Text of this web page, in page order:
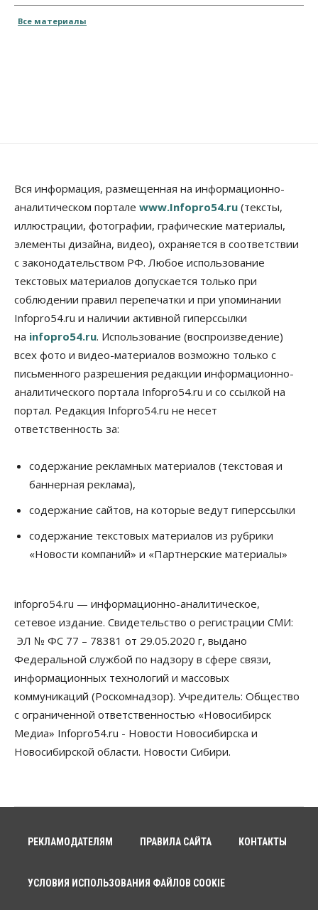
Все материалы
Вся информация, размещенная на информационно-
аналитическом портале www.Infopro54.ru (тексты,
иллюстрации, фотографии, графические материалы,
элементы дизайна, видео), охраняется в соответствии
с законодательством РФ. Любое использование
текстовых материалов допускается только при
соблюдении правил перепечатки и при упоминании
Infopro54.ru и наличии активной гиперссылки
на infopro54.ru. Использование (воспроизведение)
всех фото и видео-материалов возможно только с
письменного разрешения редакции информационно-
аналитического портала Infopro54.ru и со ссылкой на
портал. Редакция Infopro54.ru не несет
ответственность за:
содержание рекламных материалов (текстовая и
баннерная реклама),
содержание сайтов, на которые ведут гиперссылки
содержание текстовых материалов из рубрики
«Новости компаний» и «Партнерские материалы»
infopro54.ru — информационно-аналитическое,
сетевое издание. Свидетельство о регистрации СМИ:
ЭЛ № ФС 77 – 78381 от 29.05.2020 г, выдано
Федеральной службой по надзору в сфере связи,
информационных технологий и массовых
коммуникаций (Роскомнадзор). Учредитель: Общество
с ограниченной ответственностью «Новосибирск
Медиа» Infopro54.ru - Новости Новосибирска и
Новосибирской области. Новости Сибири.
РЕКЛАМОДАТЕЛЯМ ПРАВИЛА САЙТА КОНТАКТЫ
УСЛОВИЯ ИСПОЛЬЗОВАНИЯ ФАЙЛОВ COOKIE